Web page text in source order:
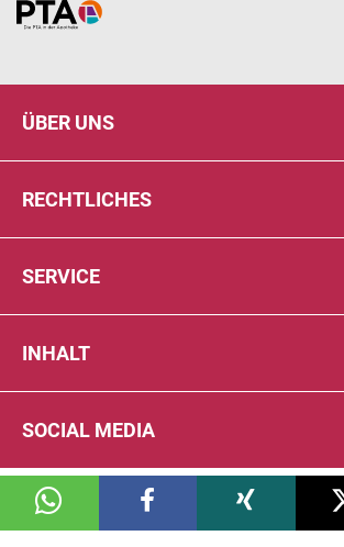
Home
ÜBER UNS
RECHTLICHES
SERVICE
INHALT
SOCIAL MEDIA
© 2026 DIE PTA IN DER APOTHEKE